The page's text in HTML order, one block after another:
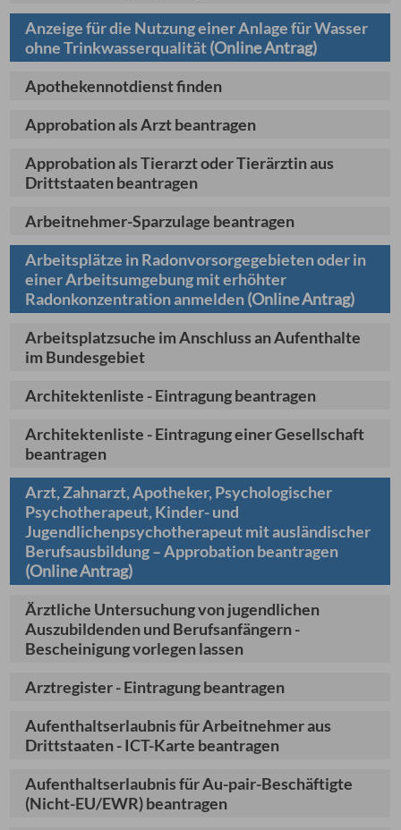
Anzeige für die Nutzung einer Anlage für Wasser
ohne Trinkwasserqualität(Online Antrag)
Apothekennotdienst finden
Approbation als Arzt beantragen
Approbation als Tierarzt oder Tierärztin aus
Drittstaaten beantragen
Arbeitnehmer-Sparzulage beantragen
Arbeitsplätze in Radonvorsorgegebieten oder in
einer Arbeitsumgebung mit erhöhter
Radonkonzentration anmelden(Online Antrag)
Arbeitsplatzsuche im Anschluss an Aufenthalte
im Bundesgebiet
Architektenliste - Eintragung beantragen
Architektenliste - Eintragung einer Gesellschaft
beantragen
Arzt, Zahnarzt, Apotheker, Psychologischer
Psychotherapeut, Kinder- und
Jugendlichenpsychotherapeut mit ausländischer
Berufsausbildung – Approbation beantragen
(Online Antrag)
Ärztliche Untersuchung von jugendlichen
Auszubildenden und Berufsanfängern -
Bescheinigung vorlegen lassen
Arztregister - Eintragung beantragen
Aufenthaltserlaubnis für Arbeitnehmer aus
Drittstaaten - ICT-Karte beantragen
Aufenthaltserlaubnis für Au-pair-Beschäftigte
(Nicht-EU/EWR) beantragen